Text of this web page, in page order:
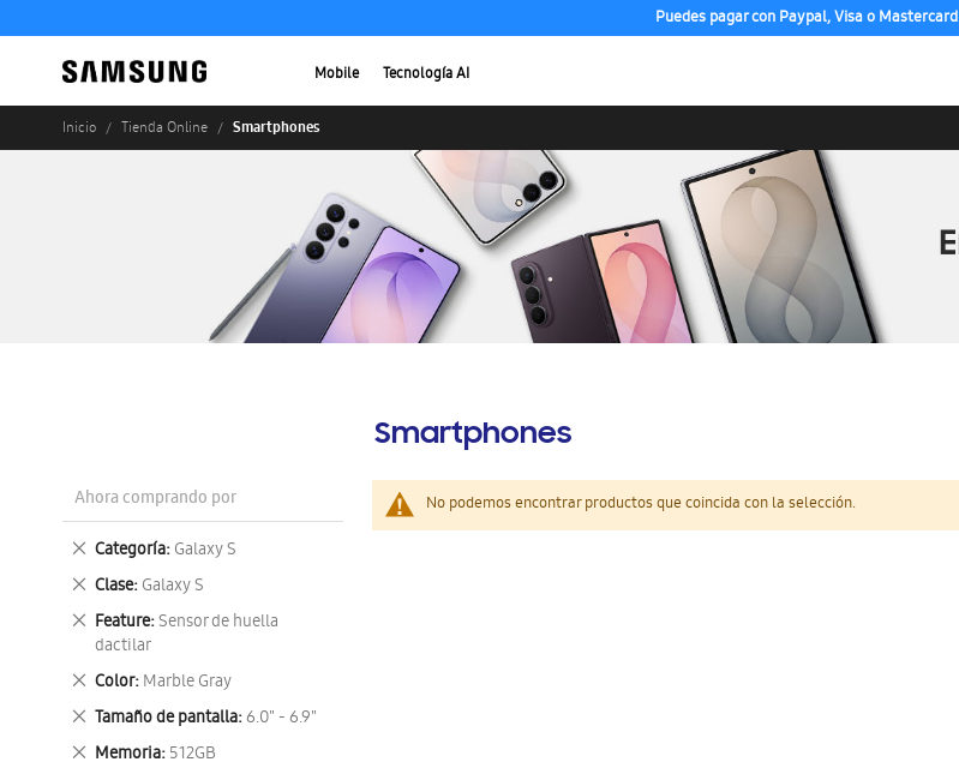
Puedes pagar con Paypal, Visa o Mastercard
Mobile Tecnología AI
Inicio Tienda Online Smartphones
Smartphones
No podemos encontrar productos que coincida con la selección.
Ahora comprando por
Categoría Galaxy S
Eliminar
este
artículo
Clase Galaxy S
Eliminar
este
artículo
Feature Sensor de huella
dactilar
Eliminar
este
artículo
Color Marble Gray
Eliminar
este
artículo
Tamaño de pantalla 6.0" - 6.9"
Eliminar
este
artículo
Memoria 512GB
Eliminar